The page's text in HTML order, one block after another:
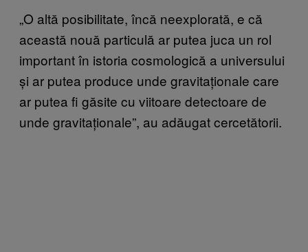
„O altă posibilitate, încă neexplorată, e că
această nouă particulă ar putea juca un rol
important în istoria cosmologică a universului
și ar putea produce unde gravitaționale care
ar putea fi găsite cu viitoare detectoare de
unde gravitaționale”, au adăugat cercetătorii.